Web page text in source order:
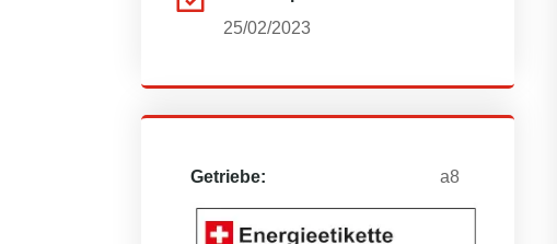
25/02/2023
Getriebe: a8